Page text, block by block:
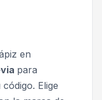
en
para
Elige